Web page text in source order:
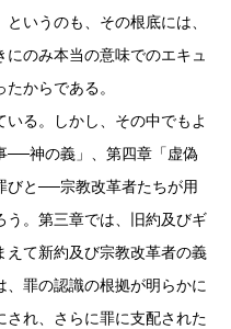
いうのも、その根底には、
のみ本当の意味でのエキュ
からである。
る。しかし、その中でもよ
──神の義」、第四章「虚偽
びと──宗教改革者たちが用
う。第三章では、旧約及びギ
えて新約及び宗教改革者の義
罪の認識の根拠が明らかに
され、さらに罪に支配された